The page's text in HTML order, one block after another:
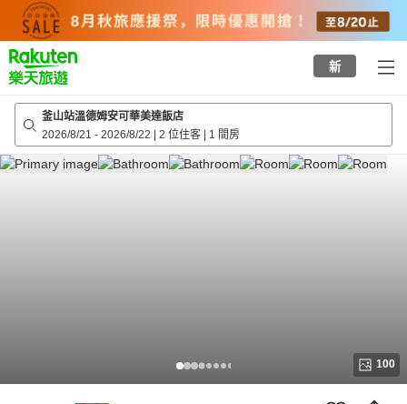
top
page
新
釜山站溫德姆安可華美達飯店
2026/8/21 - 2026/8/22 | 2 位住客 | 1 間房
100